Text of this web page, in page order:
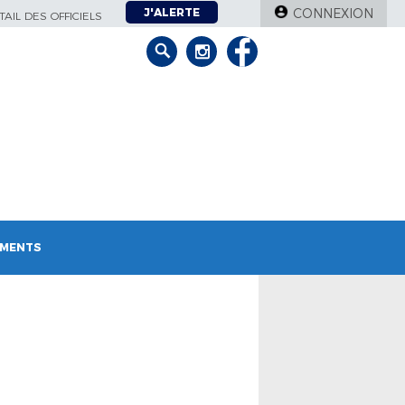
DES OFFICIELS J'ALERTE CONNEXION